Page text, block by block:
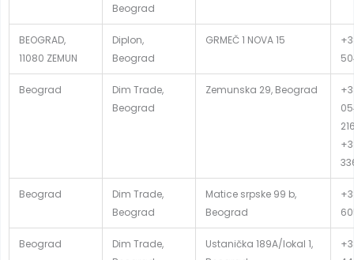
Beograd
BEOGRAD,
11080 ZEMUN
Diplon,
Beograd
GRMEČ 1 NOVA 15
Beograd
Dim Trade,
Beograd
Zemunska 29, Beograd
Beograd
Dim Trade,
Beograd
Matice srpske 99 b,
Beograd
Beograd
Dim Trade,
Ustanička 189A/lokal 1,